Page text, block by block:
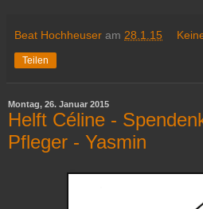
Beat Hochheuser am 28.1.15
Teilen
Montag, 26. Januar 2015
Helft Céline -
Pfleger - Yasmin